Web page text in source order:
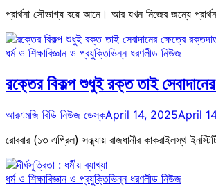
প্রার্থনা সৌভাগ্য বয়ে আনে। আর যখন নিজের জন্যে
ধর্ম ও শিক্ষাবিজ্ঞান ও প্রযুক্তিভিন্ন ধরণলীড নিউজ
রক্তের বিকল্প শুধুই রক্ত তাই
আরএমজি বিডি নিউজ ডেস্কApril 14, 2025April
রোববার (১৩ এপ্রিল) সন্ধ্যায় রাজধানীর কাকরাইলস্থ
ধর্ম ও শিক্ষাবিজ্ঞান ও প্রযুক্তিভিন্ন ধরণলীড নিউজ